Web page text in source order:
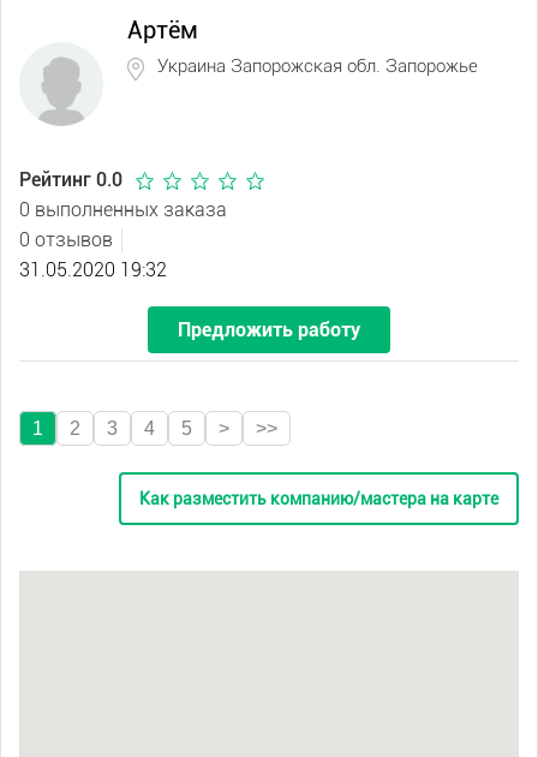
Артём
Украина Запорожская обл. Запорожье
Рейтинг 0.0
0 выполненных заказа
0 отзывов
31.05.2020 19:32
Предложить работу
1 2 3 4 5 > >>
Как разместить компанию/мастера на карте